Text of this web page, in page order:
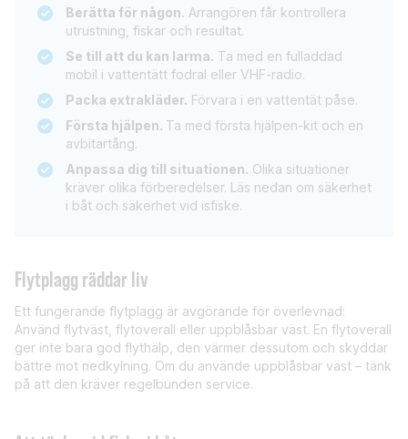
Berätta för någon. Arrangören får kontrollera
utrustning, fiskar och resultat.
Se till att du kan larma. Ta med en fulladdad
mobil i vattentätt fodral eller VHF-radio.
Packa extrakläder. Förvara i en vattentät påse.
Första hjälpen. Ta med första hjälpen-kit och en
avbitartång.
Anpassa dig till situationen. Olika situationer
kräver olika förberedelser. Läs nedan om säkerhet
i båt och säkerhet vid isfiske.
Flytplagg räddar liv
Ett fungerande flytplagg är avgörande för överlevnad:
Använd flytväst, flytoverall eller uppblåsbar väst. En flytoverall
ger inte bara god flythälp, den värmer dessutom och skyddar
bättre mot nedkylning. Om du använde uppblåsbar väst – tänk
på att den kräver regelbunden service.